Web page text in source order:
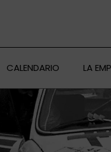
CALENDARIO LA